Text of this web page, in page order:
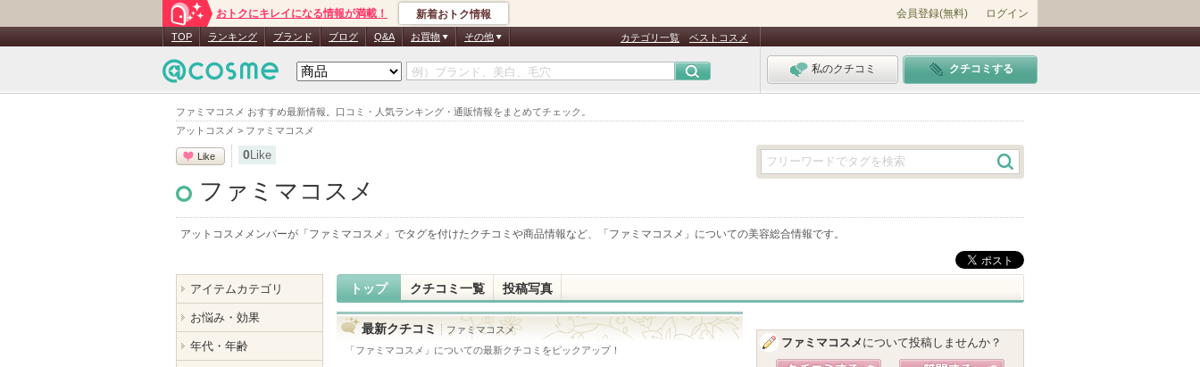
ファミマコスメ おすすめ最新情報。口コミ・人気ランキング・通販情報をまとめてチェック。
アットコスメ > ファミマコスメ
おトクにキレイになる情報が満載！ 新着おトク情報 会員登録(無料) ログイン
TOP ランキング ブランド ブログ Q&A お買物 その他 カテゴリ一覧 ベストコスメ
私のクチコミ クチコミする
Like 0Like
ファミマコスメ
アットコスメメンバーが「 ファミマコスメ 」でタグを付けたクチコミや商品情報など、「 ファミマコスメ 」についての美容総合情報です。
トップ クチコミ一覧 投稿写真
最新クチコミ
ファミマコスメ
「ファミマコスメ 」についての最新クチコミをピックアップ！
ファミマコスメ について投稿しませんか？
アイテムカテゴリ
お悩み・効果
年代・年齢